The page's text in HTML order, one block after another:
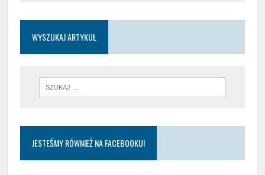
WYSZUKAJ ARTYKUŁ
JESTEŚMY RÓWNIEŻ NA FACEBOOKU!